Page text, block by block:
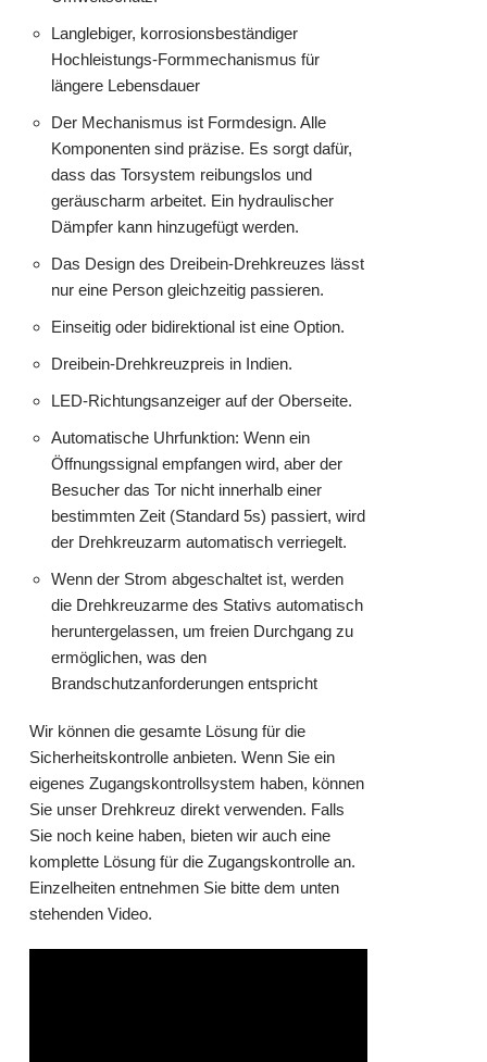
Langlebiger, korrosionsbeständiger
Hochleistungs-Formmechanismus für
längere Lebensdauer
Der Mechanismus ist Formdesign. Alle
Komponenten sind präzise. Es sorgt dafür,
dass das Torsystem reibungslos und
geräuscharm arbeitet. Ein hydraulischer
Dämpfer kann hinzugefügt werden.
Das Design des Dreibein-Drehkreuzes lässt
nur eine Person gleichzeitig passieren.
Einseitig oder bidirektional ist eine Option.
Dreibein-Drehkreuzpreis in Indien.
LED-Richtungsanzeiger auf der Oberseite.
Automatische Uhrfunktion: Wenn ein
Öffnungssignal empfangen wird, aber der
Besucher das Tor nicht innerhalb einer
bestimmten Zeit (Standard 5s) passiert, wird
der Drehkreuzarm automatisch verriegelt.
Wenn der Strom abgeschaltet ist, werden
die Drehkreuzarme des Stativs automatisch
heruntergelassen, um freien Durchgang zu
ermöglichen, was den
Brandschutzanforderungen entspricht
Wir können die gesamte Lösung für die
Sicherheitskontrolle anbieten. Wenn Sie ein
eigenes Zugangskontrollsystem haben, können
Sie unser Drehkreuz direkt verwenden. Falls
Sie noch keine haben, bieten wir auch eine
komplette Lösung für die Zugangskontrolle an.
Einzelheiten entnehmen Sie bitte dem unten
stehenden Video.